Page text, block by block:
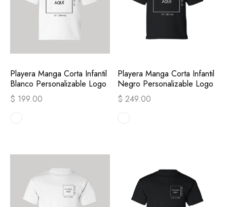
Playera Manga Corta Infantil
Blanco Personalizable Logo
$ 199.00
Playera Manga Corta Infantil
Negro Personalizable Logo
$ 249.00